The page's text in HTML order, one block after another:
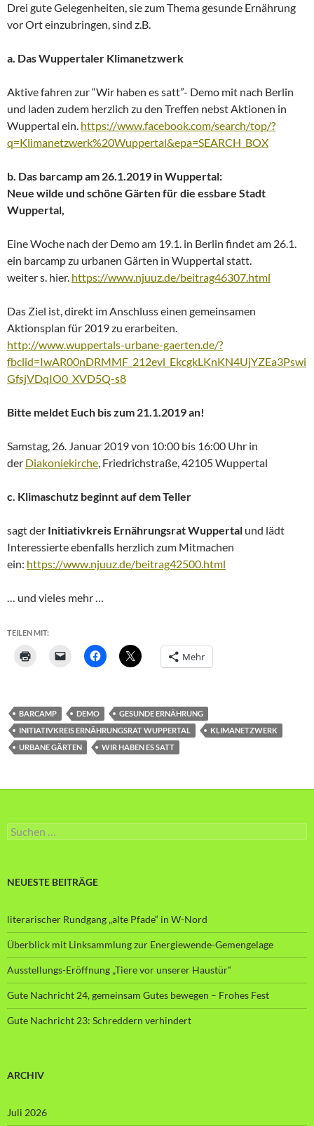
Drei gute Gelegenheiten, sie zum Thema gesunde Ernährung
vor Ort einzubringen, sind z.B.
a. Das Wuppertaler Klimanetzwerk
Aktive fahren zur “Wir haben es satt”- Demo mit nach Berlin
und laden zudem herzlich zu den Treffen nebst Aktionen in
Wuppertal ein. https://www.facebook.com/search/top/?
q=Klimanetzwerk%20Wuppertal&epa=SEARCH_BOX
b. Das barcamp am 26.1.2019 in Wuppertal:
Neue wilde und schöne Gärten für die essbare Stadt
Wuppertal,
Eine Woche nach der Demo am 19.1. in Berlin findet am 26.1.
ein barcamp zu urbanen Gärten in Wuppertal statt.
weiter s. hier. https://www.njuuz.de/beitrag46307.html
Das Ziel ist, direkt im Anschluss einen gemeinsamen
Aktionsplan für 2019 zu erarbeiten.
http://www.wuppertals-urbane-gaerten.de/?
fbclid=IwAR00nDRMMF_212evl_EkcgkLKnKN4UjYZEa3Pswi
GfsjVDqIO0_XVD5Q-s8
Bitte meldet Euch bis zum 21.1.2019 an!
Samstag, 26. Januar 2019 von 10:00 bis 16:00 Uhr in
der Diakoniekirche, Friedrichstraße, 42105 Wuppertal
c. Klimaschutz beginnt auf dem Teller
sagt der Initiativkreis Ernährungsrat Wuppertal und lädt
Interessierte ebenfalls herzlich zum Mitmachen
ein: https://www.njuuz.de/beitrag42500.html
… und vieles mehr …
TEILEN MIT:
Mehr
BARCAMP DEMO
GESUNDE ERNÄHRUNG
INITIATIVKREIS ERNÄHRUNGSRAT WUPPERTAL
KLIMANETZWERK
URBANE GÄRTEN
WIR HABEN ES SATT
Suche
nach:
NEUESTE BEITRÄGE
literarischer Rundgang „alte Pfade“ in W-Nord
Überblick mit Linksammlung zur Energiewende-Gemengelage
Ausstellungs-Eröffnung „Tiere vor unserer Haustür“
Gute Nachricht 24, gemeinsam Gutes bewegen – Frohes Fest
Gute Nachricht 23: Schreddern verhindert
ARCHIV
Juli 2026